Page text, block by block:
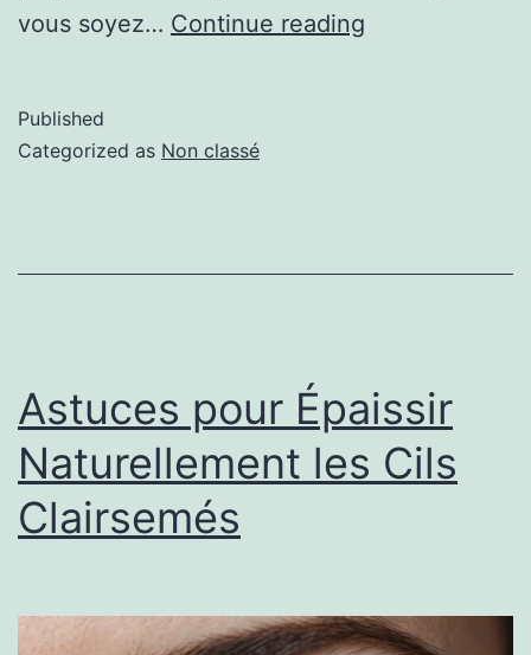
vous soyez… Continue reading
Published
Categorized as Non classé
Astuces pour Épaissir
Naturellement les Cils
Clairsemés